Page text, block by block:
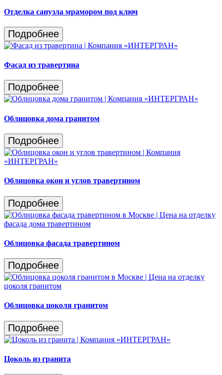
Отделка санузла мрамором под ключ
Подробнее
Фасад из травертина
Подробнее
Облицовка дома гранитом
Подробнее
Облицовка окон и углов травертином
Подробнее
Облицовка фасада травертином
Подробнее
Облицовка цоколя гранитом
Подробнее
Цоколь из гранита